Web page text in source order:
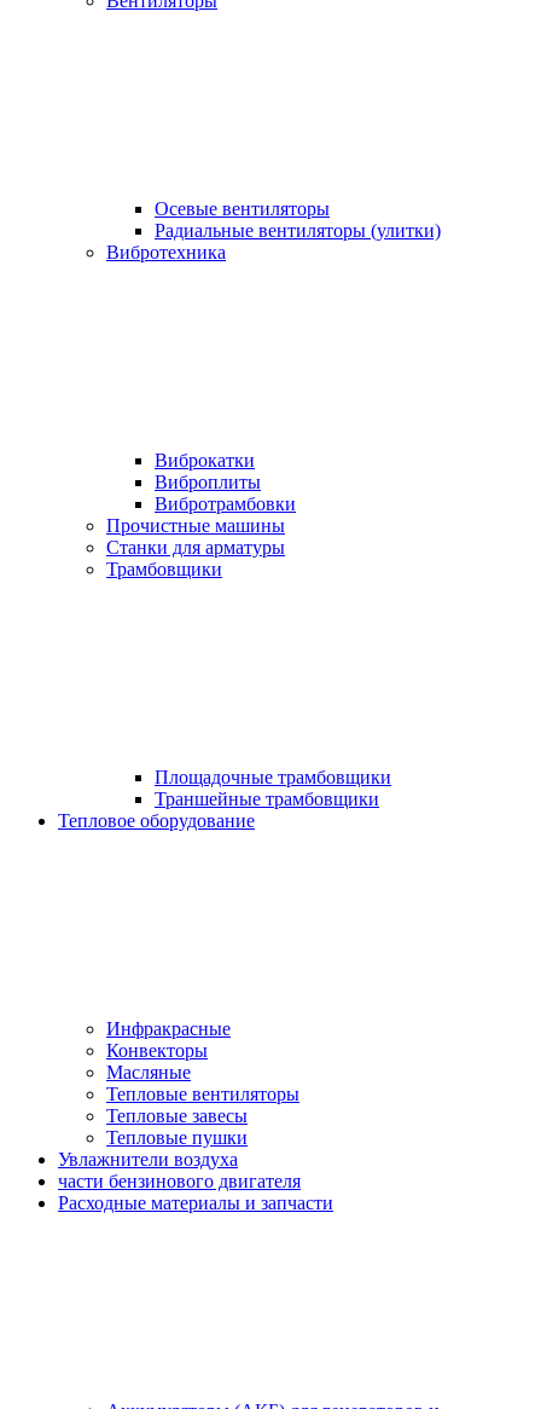
Осевые вентиляторы
Радиальные вентиляторы (улитки)
Вибротехника
Виброкатки
Виброплиты
Вибротрамбовки
Прочистные машины
Станки для арматуры
Трамбовщики
Площадочные трамбовщики
Траншейные трамбовщики
Тепловое оборудование
Инфракрасные
Конвекторы
Масляные
Тепловые вентиляторы
Тепловые завесы
Тепловые пушки
Увлажнители воздуха
части бензинового двигателя
Расходные материалы и запчасти